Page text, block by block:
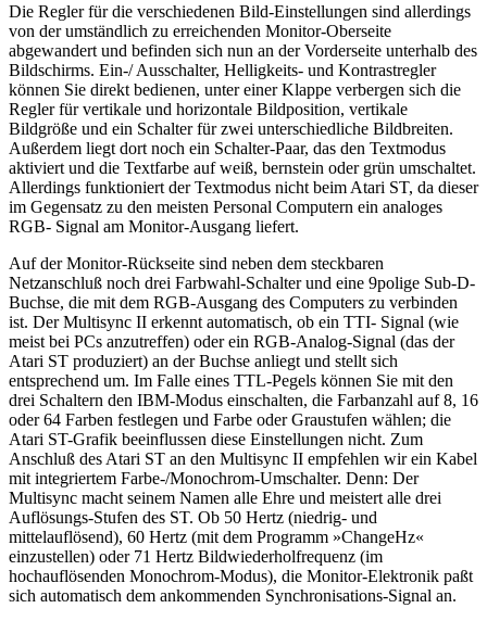
Die Regler für die verschiedenen Bild-Einstellungen sind allerdings
von der umständlich zu erreichenden Monitor-Oberseite
abgewandert und befinden sich nun an der Vorderseite unterhalb des
Bildschirms. Ein-/ Ausschalter, Helligkeits- und Kontrastregler
können Sie direkt bedienen, unter einer Klappe verbergen sich die
Regler für vertikale und horizontale Bildposition, vertikale
Bildgröße und ein Schalter für zwei unterschiedliche Bildbreiten.
Außerdem liegt dort noch ein Schalter-Paar, das den Textmodus
aktiviert und die Textfarbe auf weiß, bernstein oder grün umschaltet.
Allerdings funktioniert der Textmodus nicht beim Atari ST, da dieser
im Gegensatz zu den meisten Personal Computern ein analoges
RGB- Signal am Monitor-Ausgang liefert.
Auf der Monitor-Rückseite sind neben dem steckbaren
Netzanschluß noch drei Farbwahl-Schalter und eine 9polige Sub-D-
Buchse, die mit dem RGB-Ausgang des Computers zu verbinden
ist. Der Multisync II erkennt automatisch, ob ein TTI- Signal (wie
meist bei PCs anzutreffen) oder ein RGB-Analog-Signal (das der
Atari ST produziert) an der Buchse anliegt und stellt sich
entsprechend um. Im Falle eines TTL-Pegels können Sie mit den
drei Schaltern den IBM-Modus einschalten, die Farbanzahl auf 8, 16
oder 64 Farben festlegen und Farbe oder Graustufen wählen; die
Atari ST-Grafik beeinflussen diese Einstellungen nicht. Zum
Anschluß des Atari ST an den Multisync II empfehlen wir ein Kabel
mit integriertem Farbe-/Monochrom-Umschalter. Denn: Der
Multisync macht seinem Namen alle Ehre und meistert alle drei
Auflösungs-Stufen des ST. Ob 50 Hertz (niedrig- und
mittelauflösend), 60 Hertz (mit dem Programm »ChangeHz«
einzustellen) oder 71 Hertz Bildwiederholfrequenz (im
hochauflösenden Monochrom-Modus), die Monitor-Elektronik paßt
sich automatisch dem ankommenden Synchronisations-Signal an.